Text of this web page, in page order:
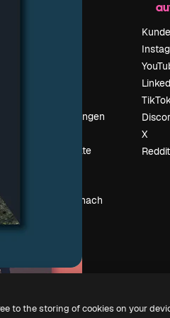
Veranstaltungen
Deine Inhalte
Suchst du nach
X
Reddit
to the storing of cookies on your